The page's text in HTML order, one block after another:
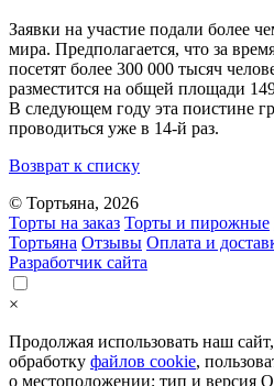
Заявки на участие подали более
мира. Предполагается, что за
посетят более 300 000 тысяч
разместится на общей площади
В следующем году эта поистине
проводиться уже в 14-й раз.
Возврат к списку
© Тортьяна, 2026
Торты на заказ Торты и пирожные
Тортьяна Отзывы Оплата и
Разработчик сайта
×
Продолжая использовать наш
обработку файлов cookie,
о местоположении; тип и версия